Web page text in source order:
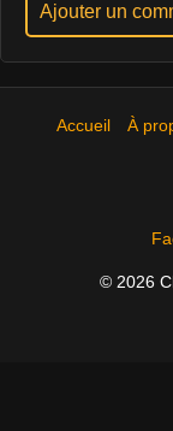
Ajouter un
Accueil À
© 2026